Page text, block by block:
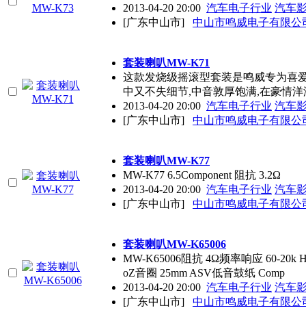
2013-04-20 20:00 汽车电子行业 汽车
[广东中山市]
中山市鸣威电子有限公
套装喇叭MW-K71
这款发烧级摇滚型套装是鸣威专为喜
中又不失细节,中音敦厚饱满,在豪情洋
2013-04-20 20:00 汽车电子行业 汽车
[广东中山市]
中山市鸣威电子有限公
套装喇叭MW-K77
MW-K77 6.5Component 阻抗 3.2Ω
2013-04-20 20:00 汽车电子行业 汽车
[广东中山市]
中山市鸣威电子有限公
套装喇叭MW-K65006
MW-K65006阻抗 4Ω频率响应 60-20k
oZ音圈 25mm ASV低音鼓纸 Comp
2013-04-20 20:00 汽车电子行业 汽车
[广东中山市]
中山市鸣威电子有限公